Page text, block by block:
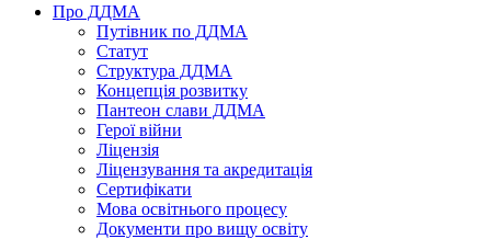
Про ДДМА
Путівник по ДДМА
Статут
Структура ДДМА
Концепція розвитку
Пантеон слави ДДМА
Герої війни
Ліцензія
Ліцензування та акредитація
Сертифікати
Мова освітнього процесу
Документи про вищу освіту